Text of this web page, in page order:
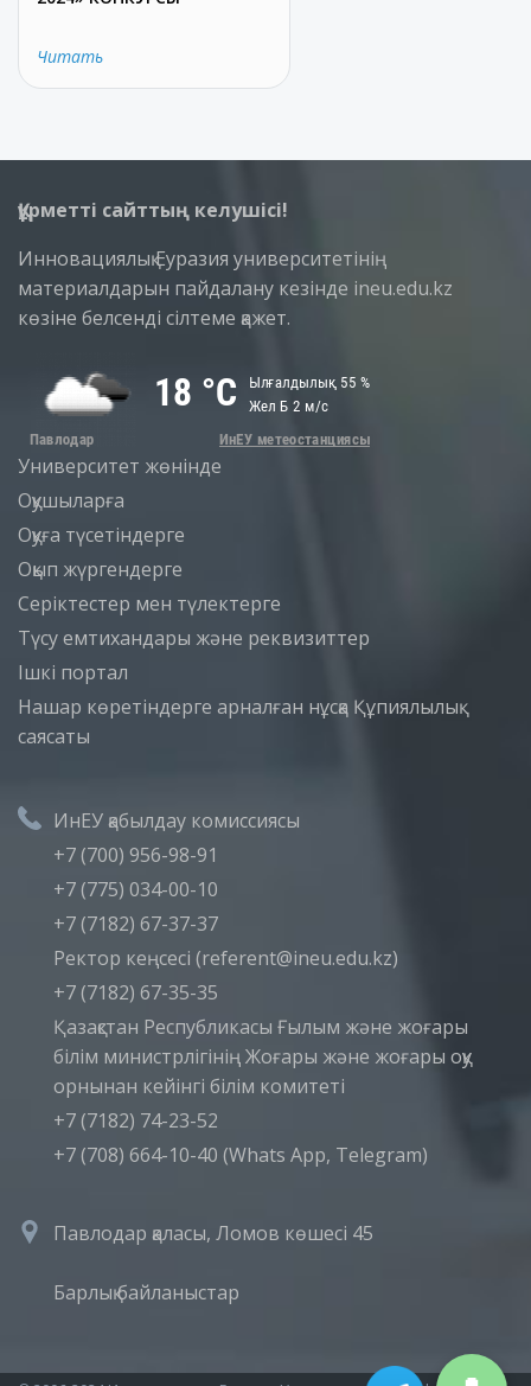
Читать
Құрметті сайттың келушісі!
Инновациялық Еуразия университетінің
материалдарын пайдалану кезінде ineu.edu.kz
көзіне белсенді сілтеме қажет.
Университет жөнінде
Оқушыларға
Оқуға түсетіндерге
Оқып жүргендерге
Серіктестер мен түлектерге
Түсу емтихандары және реквизиттер
Iшкi портал
Нашар көретіндерге арналған нұсқа Құпиялылық
саясаты
ИнЕУ қабылдау комиссиясы
+7 (700) 956-98-91
+7 (775) 034-00-10
+7 (7182) 67-37-37
Ректор кеңсесі (referent@ineu.edu.kz)
+7 (7182) 67-35-35
Қазақстан Республикасы Ғылым және жоғары
білім министрлігінің Жоғары және жоғары оқу
орнынан кейінгі білім комитеті
+7 (7182) 74-23-52
+7 (708) 664-10-40 (Whats App, Telegram)
Павлодар қаласы, Ломов көшесі 45
Барлық байланыстар